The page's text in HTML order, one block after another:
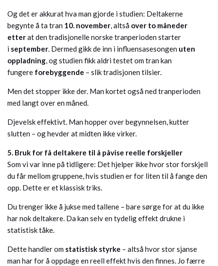
Og det er akkurat hva man gjorde i studien: Deltakerne
begynte å ta tran 10. november, altså over to måneder
etterat den tradisjonelle norske tranperioden starter
i september. Dermed gikk de inn i influensasesongen uten
oppladning, og studien fikk aldri testet om tran kan
fungere forebyggende – slik tradisjonen tilsier.
Men det stopper ikke der. Man kortet også ned tranperioden
med langt over en måned.
Djevelsk effektivt. Man hopper over begynnelsen, kutter
slutten – og hevder at midten ikke virker.
5. Bruk for få deltakere til å påvise reelle forskjeller
Som vi var inne på tidligere: Det hjelper ikke hvor stor forskjell
du får mellom gruppene, hvis studien er for liten til å fange den
opp. Dette er et klassisk triks.
Du trenger ikke å jukse med tallene – bare sørge for at du ikke
har nok deltakere. Da kan selv en tydelig effekt drukne i
statistisk tåke.
Dette handler om statistisk styrke – altså hvor stor sjanse
man har for å oppdage en reell effekt hvis den finnes. Jo færre